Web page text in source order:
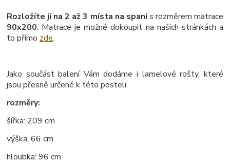
Rozložíte jí na 2 až 3 místa na spanís rozměrem matrace
90x200. Matrace je možné dokoupit na našich stránkách a
to přímo zde.
Jako součást balení Vám dodáme i lamelové rošty, které
jsou přesně určené k této posteli.
rozměry:
šířka: 209 cm
výška: 66 cm
hloubka: 96 cm